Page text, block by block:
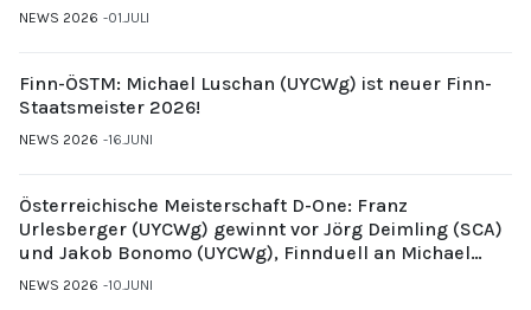
NEWS 2026 01.JULI
Finn-ÖSTM: Michael Luschan (UYCWg) ist neuer Finn-
Staatsmeister 2026!
NEWS 2026 16.JUNI
Österreichische Meisterschaft D-One: Franz
Urlesberger (UYCWg) gewinnt vor Jörg Deimling (SCA)
und Jakob Bonomo (UYCWg), Finnduell an Michael
Gubi (UYCMo)
NEWS 2026 10.JUNI